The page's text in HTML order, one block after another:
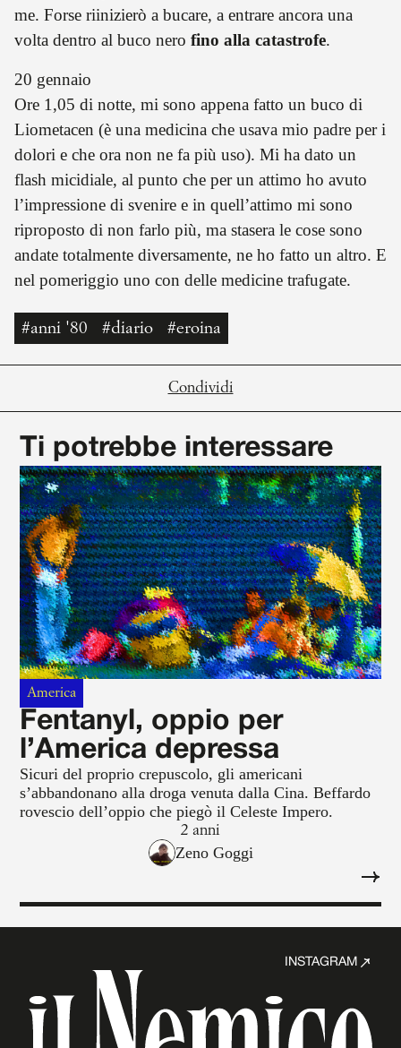
me. Forse riinizierò a bucare, a entrare ancora una
volta dentro al buco nero fino alla catastrofe.
20 gennaio
Ore 1,05 di notte, mi sono appena fatto un buco di
Liometacen (è una medicina che usava mio padre per i
dolori e che ora non ne fa più uso). Mi ha dato un
flash micidiale, al punto che per un attimo ho avuto
l’impressione di svenire e in quell’attimo mi sono
riproposto di non farlo più, ma stasera le cose sono
andate totalmente diversamente, ne ho fatto un altro. E
nel pomeriggio uno con delle medicine trafugate.
#anni '80 #diario #eroina
Condividi
Ti potrebbe interessare
America
Fentanyl, oppio per
l’America depressa
Sicuri del proprio crepuscolo, gli americani
s’abbandonano alla droga venuta dalla Cina. Beffardo
rovescio dell’oppio che piegò il Celeste Impero.
2 anni
Zeno Goggi
INSTAGRAM